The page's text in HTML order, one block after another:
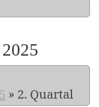
» 2. Quartal